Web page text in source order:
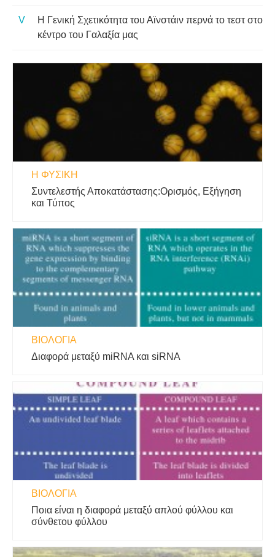
Η Γενική Σχετικότητα του Αϊνστάιν περνά το τεστ στο
κέντρο του Γαλαξία μας
Η ΦΥΣΙΚΗ
Συντελεστής Αποκατάστασης:Ορισμός, Εξήγηση
και Τύπος
ΒΙΟΛΟΓΊΑ
Διαφορά μεταξύ miRNA και siRNA
ΒΙΟΛΟΓΊΑ
Ποια είναι η διαφορά μεταξύ απλού φύλλου και
σύνθετου φύλλου